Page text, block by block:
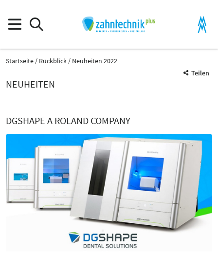
Startseite Rückblick
Neuheiten 2022
Teilen
NEUHEITEN
DGSHAPE A ROLAND COMPANY